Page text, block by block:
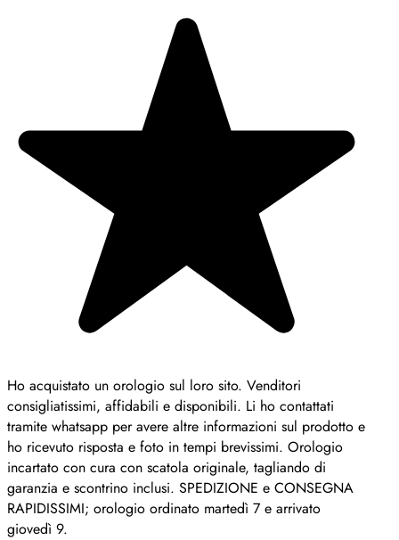
Ho acquistato un orologio sul loro sito. Venditori
consigliatissimi, affidabili e disponibili. Li ho contattati
tramite whatsapp per avere altre informazioni sul prodotto e
ho ricevuto risposta e foto in tempi brevissimi. Orologio
incartato con cura con scatola originale, tagliando di
garanzia e scontrino inclusi. SPEDIZIONE e CONSEGNA
RAPIDISSIMI; orologio ordinato martedì 7 e arrivato
giovedì 9.